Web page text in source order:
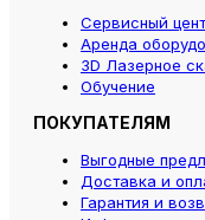
Сервисный
Аренда
3D Лазерное
Обучение
ПОКУПАТЕЛЯМ
Выгодные
Доставка и
Гарантия и